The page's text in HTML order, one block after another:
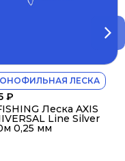
ЛЕСКА
₽
Леска AXIS
Line Silver
0,25 мм